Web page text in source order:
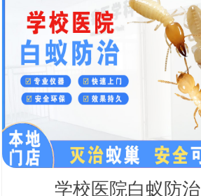
学校医院白蚁防治